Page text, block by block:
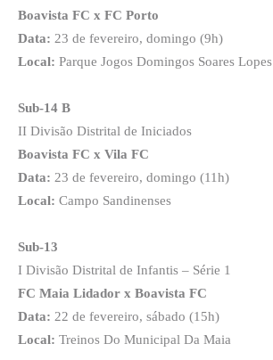
Boavista FC x FC Porto
Data: 23 de fevereiro, domingo (9h)
Local: Parque Jogos Domingos Soares Lopes
Sub-14 B
II Divisão Distrital de Iniciados
Boavista FC x Vila FC
Data: 23 de fevereiro, domingo (11h)
Local: Campo Sandinenses
Sub-13
I Divisão Distrital de Infantis – Série 1
FC Maia Lidador x Boavista FC
Data: 22 de fevereiro, sábado (15h)
Local: Treinos Do Municipal Da Maia